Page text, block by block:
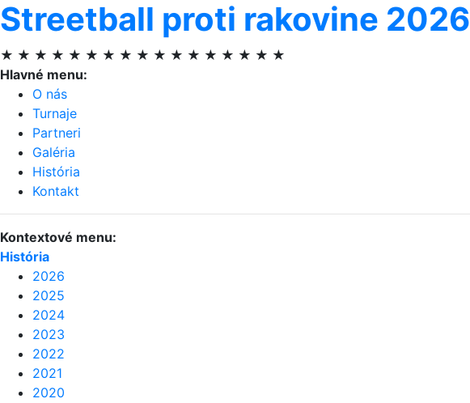
Streetball proti rakovine 2026
★ ★ ★ ★ ★ ★ ★ ★ ★ ★ ★ ★ ★ ★ ★ ★ ★
Hlavné menu:
O nás
Turnaje
Partneri
Galéria
História
Kontakt
Kontextové menu:
História
2026
2025
2024
2023
2022
2021
2020